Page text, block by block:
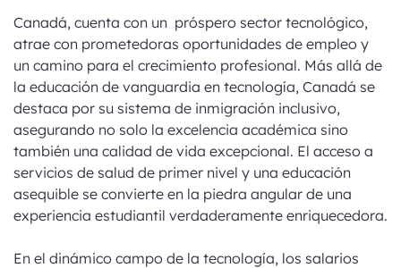
Canadá, cuenta con un próspero sector tecnológico,
atrae con prometedoras oportunidades de empleo y
un camino para el crecimiento profesional. Más allá de
la educación de vanguardia en tecnología, Canadá se
destaca por su sistema de inmigración inclusivo,
asegurando no solo la excelencia académica sino
también una calidad de vida excepcional. El acceso a
servicios de salud de primer nivel y una educación
asequible se convierte en la piedra angular de una
experiencia estudiantil verdaderamente enriquecedora.
En el dinámico campo de la tecnología, los salarios